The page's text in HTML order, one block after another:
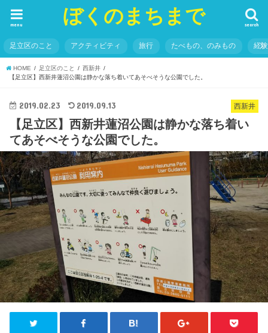
ぼくのまちまで search
menu
足立区のこと アクティビティ 旅行 たべもの、のみもの 経
HOME 足立区のこと
西新井
【足立区】西新井蓮沼公園は静かな落ち着いてあそべそうな公園でした。
西新井
2019.02.23 2019.09.13
【足立区】西新井蓮沼公園は静かな落ち着い
てあそべそうな公園でした。